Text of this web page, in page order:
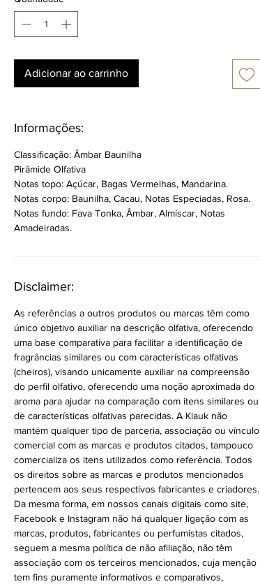
Adicionar ao carrinho
Informações:
Classificação: Âmbar Baunilha
Pirâmide Olfativa
Notas topo: Açúcar, Bagas Vermelhas, Mandarina.
Notas corpo: Baunilha, Cacau, Notas Especiadas, Rosa.
Notas fundo: Fava Tonka, Âmbar, Almíscar, Notas
Amadeiradas.
Disclaimer:
As referências a outros produtos ou marcas têm como
único objetivo auxiliar na descrição olfativa, oferecendo
uma base comparativa para facilitar a identificação de
fragrâncias similares ou com características olfativas
(cheiros), visando unicamente auxiliar na compreensão
do perfil olfativo, oferecendo uma noção aproximada do
aroma para ajudar na comparação com itens similares ou
de características olfativas parecidas. A Klauk não
mantém qualquer tipo de parceria, associação ou vínculo
comercial com as marcas e produtos citados, tampouco
comercializa os itens utilizados como referência. Todos
os direitos sobre as marcas e produtos mencionados
pertencem aos seus respectivos fabricantes e criadores.
Da mesma forma, em nossos canais digitais como site,
Facebook e Instagram não há qualquer ligação com as
marcas, produtos, fabricantes ou perfumistas citados,
seguem a mesma política de não afiliação, não têm
associação com os terceiros mencionados, cuja menção
tem fins puramente informativos e comparativos,